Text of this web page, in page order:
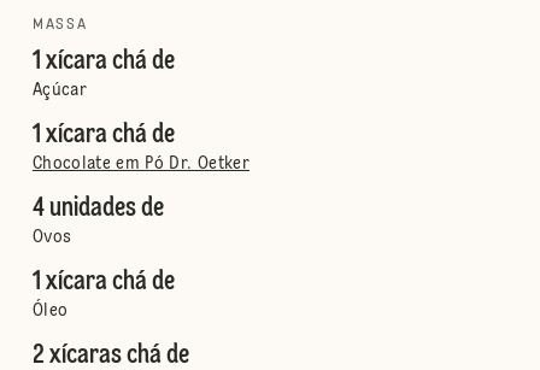
MASSA
1 xícara chá de
Açúcar
1 xícara chá de
Chocolate em Pó Dr. Oetker
4 unidades de
Ovos
1 xícara chá de
Óleo
2 xícaras chá de